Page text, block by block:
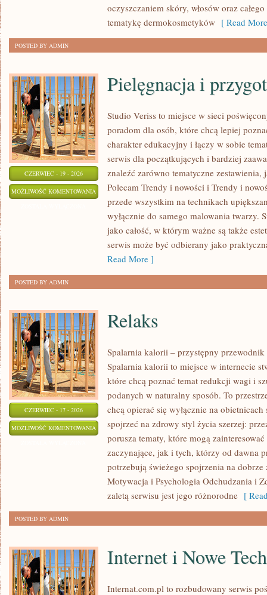
oczyszczaniem skóry, włosów oraz
tematykę dermokosmetyków [ Read
POSTED BY ADMIN
CZERWIEC - 19 - 2026
MOŻLIWOŚĆ KOMENTOWANIA PIELĘGNACJA
PRZYGOTOWANIE
SKÓRY
Pielęgnacja i
Studio Veriss to miejsce w sieci
poradom dla osób, które chcą lepiej
charakter edukacyjny i łączy w sobie
serwis dla początkujących i bardziej
znaleźć zarówno tematyczne zestawienia,
Polecam Trendy i nowości i Trendy i
przede wszystkim na technikach
wyłącznie do samego malowania twarzy.
jako całość, w którym ważne są także
serwis może być odbierany jako
Read More ]
POSTED BY ADMIN
CZERWIEC - 17 - 2026
MOŻLIWOŚĆ KOMENTOWANIA RELAKS
Relaks
Spalarnia kalorii – przystępny przewodnik
Spalarnia kalorii to miejsce w internecie
które chcą poznać temat redukcji wagi i
podanych w naturalny sposób. To
chcą opierać się wyłącznie na
spojrzeć na zdrowy styl życia szerzej:
porusza tematy, które mogą
zaczynające, jak i tych, którzy od dawna
potrzebują świeżego spojrzenia na dobrze
Motywacja i Psychologia Odchudzania i
zaletą serwisu jest jego różnorodne [
POSTED BY ADMIN
Internet i Nowe
Internat.com.pl to rozbudowany serwis